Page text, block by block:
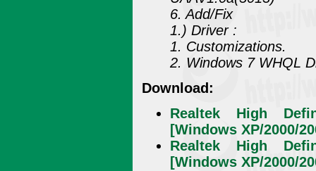
6. Add/Fix
1.) Driver :
1. Customizations.
2. Windows 7 WHQL
Download:
Realtek High
[Windows XP/2000/
Realtek High
[Windows XP/2000/